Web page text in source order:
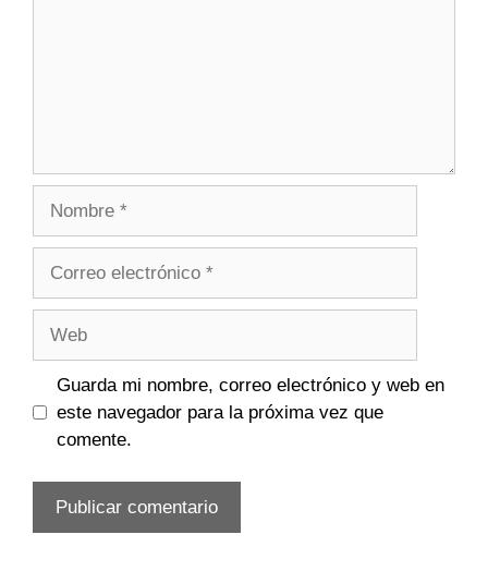
Guarda mi nombre, correo electrónico y web en
este navegador para la próxima vez que
comente.